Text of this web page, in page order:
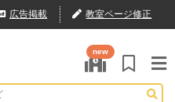
広告掲載 教室ページ修正
new